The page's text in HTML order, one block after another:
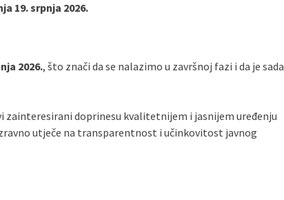
19. srpnja 2026.
2026., što znači da se nalazimo u završnoj fazi i da je sada
zainteresirani doprinesu kvalitetnijem i jasnijem uređenju
utječe na transparentnost i učinkovitost javnog